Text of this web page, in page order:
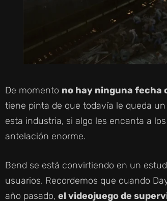
De momento no hay ninguna fecha
tiene pinta de que todavía le queda
esta industria, si algo les encanta a
antelación enorme.
Bend se está convirtiendo en un
usuarios. Recordemos que cuando
año pasado, el videojuego de